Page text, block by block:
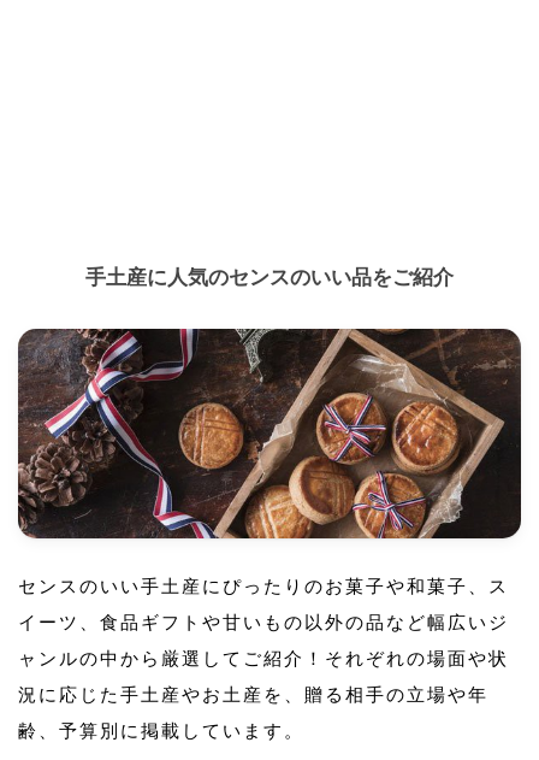
手土産に人気のセンスのいい品をご紹介
センスのいい手土産にぴったりのお菓子や和菓子、ス
イーツ、食品ギフトや甘いもの以外の品など幅広いジ
ャンルの中から厳選してご紹介！それぞれの場面や状
況に応じた手土産やお土産を、贈る相手の立場や年
齢、予算別に掲載しています。